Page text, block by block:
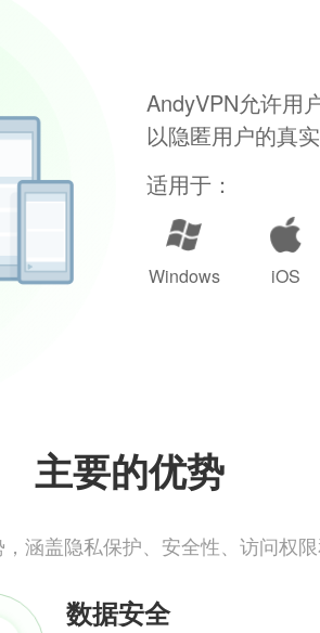
AndyVPN允许用
以隐匿用户的真
适用于：
Windows iOS
主要的优势
涵盖隐私保护、安全性、访问权
数据安全